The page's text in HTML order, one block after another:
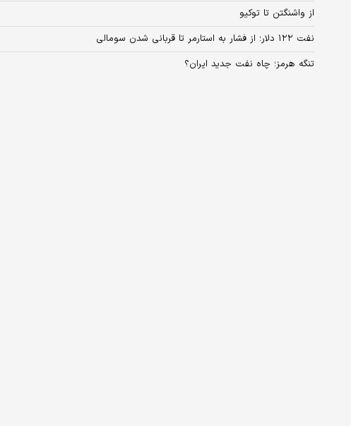
از واشنگتن تا توکیو
نفت ۱۲۲ دلار؛ از فشار به استارمر تا قربانی شدن سومالی
تنگه هرمز؛ چاه نفت جدید ایران؟